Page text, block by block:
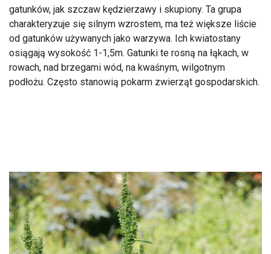
gatunków, jak szczaw kędzierzawy i skupiony. Ta grupa
charakteryzuje się silnym wzrostem, ma też większe liście
od gatunków używanych jako warzywa. Ich kwiatostany
osiągają wysokość 1-1,5m. Gatunki te rosną na łąkach, w
rowach, nad brzegami wód, na kwaśnym, wilgotnym
podłożu. Często stanowią pokarm zwierząt gospodarskich.